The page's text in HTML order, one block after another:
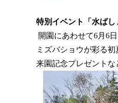
特別イベント「水ば
開園にあわせて6月6
ミズバショウが彩る
来園記念プレゼントな